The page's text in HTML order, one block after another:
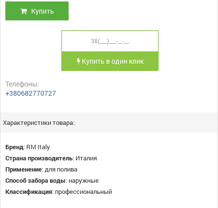
Купить
Купить в один клик
Телефоны:
+380682770727
Характеристики товара:
Бренд: RM Italy
Страна производитель: Италия
Применение: для полива
Способ забора воды: наружные
Классификация: профессиональный